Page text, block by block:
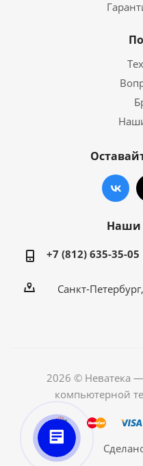
Наши
+7 (812) 635-35-05
Санкт-
2026 © Неватека
компьютерной